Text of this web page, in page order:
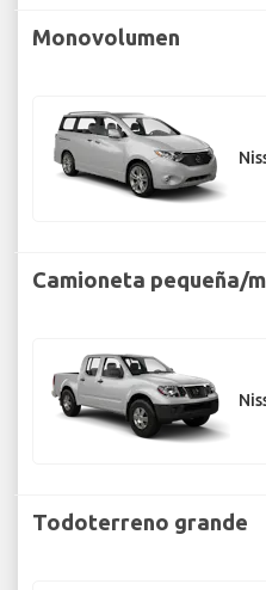
Monovolumen
Camioneta pequeña/
Todoterreno grande